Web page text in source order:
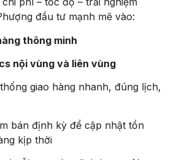
đầu tư mạnh mẽ vào:
thông minh
nội vùng và liên vùng
giao hàng nhanh, đúng lịch,
bán định kỳ để cập nhật tồn
kịp thời